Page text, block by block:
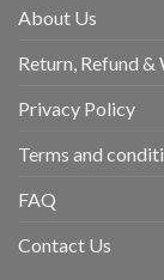
About Us
Return, Refund
Privacy Policy
Terms and
FAQ
Contact Us